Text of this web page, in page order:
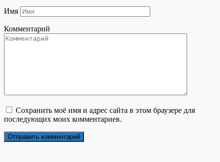
Имя
Комментарий
Сохранить моё имя и адрес сайта в этом браузере для
последующих моих комментариев.